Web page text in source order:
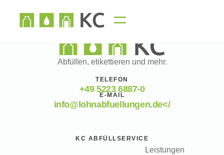
Abfüllen, etikettieren und mehr.
TELEFON
+49 5223 6887-0
E-MAIL
info@lohnabfuellungen.de</
KC ABFÜLLSERVICE
Leistungen